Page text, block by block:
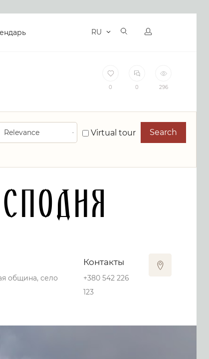
RU
0 0 296
Virtual tour Search
община, село
Контакты
+380 542 226
123